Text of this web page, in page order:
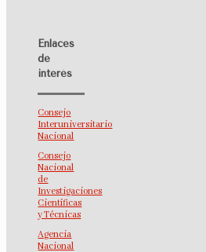
Enlaces
de
interés
Consejo
Interuniversitario
Nacional
Consejo
Nacional
de
Investigaciones
Científicas
y Técnicas
Agencia
Nacional